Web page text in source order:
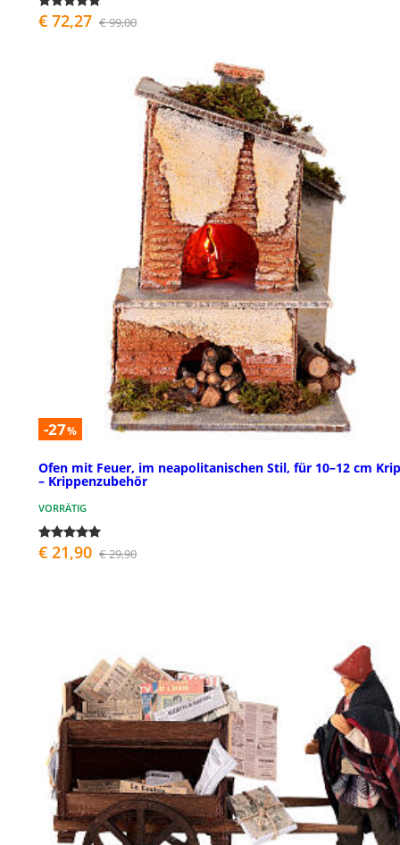
€ 72,27 € 99,00
-27%
Ofen mit Feuer, im neapolitanischen Stil, für 10–12 cm
– Krippenzubehör
VORRÄTIG
€ 21,90 € 29,90